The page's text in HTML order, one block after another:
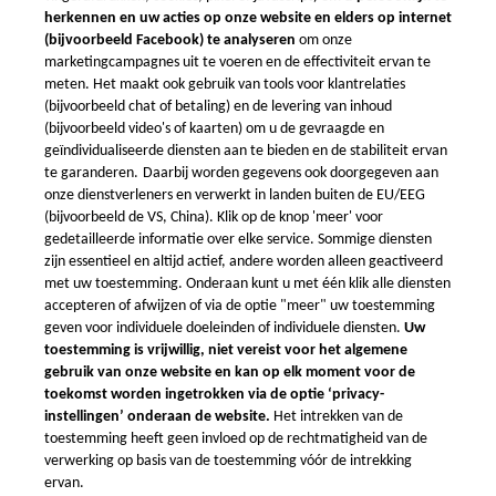
Vacuümgieten
Over ons
Kwaliteitsgarantie &
Controle
Internationale Zendingen
Algemene Voorwaarden
Algemene voorwaarden
Xometry Rewards
Gegevensbescherming
Privacy-instellingen
Contact in Europa
Email: info@xometry.eu
Tel: +49 893 803 4818
Live support uren: 8AM–
6PM (CET)
Xometry wereldwijd
Xometry in de UK
Xometry in de VS
Xometry in Turkije
Xometry in Azië